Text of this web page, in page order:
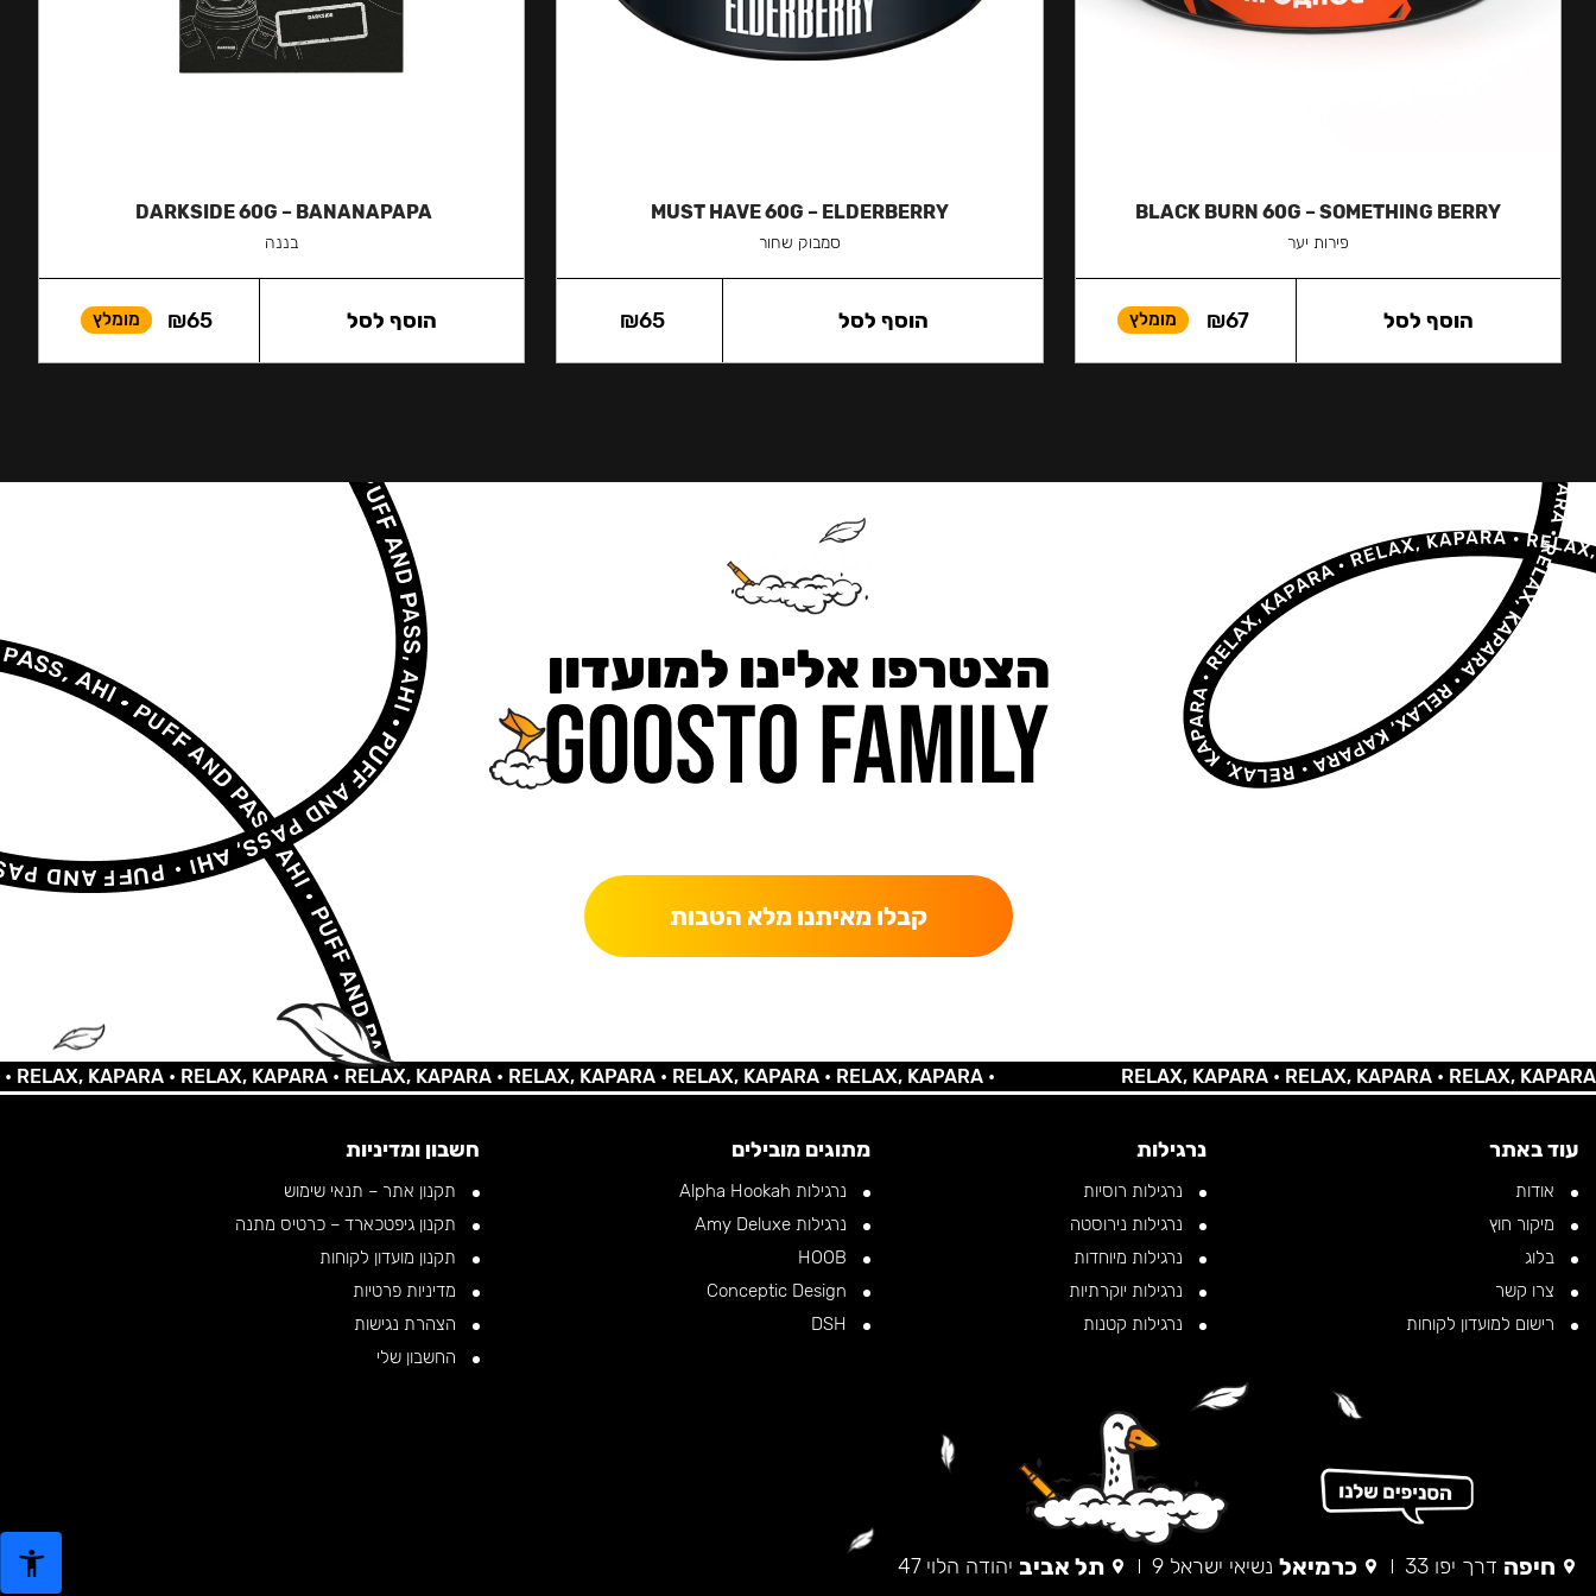
BLACK BURN 60G – SOMETHING BERRY
פירות יער
₪67 מומלץ הוסף לסל
MUST HAVE 60G – ELDERBERRY
סמבוק שחור
₪65 הוסף לסל
DARKSIDE 60G – BANANAPAPA
בננה
₪65 מומלץ הוסף לסל
הצטרפו אלינו למועדון
קבלו מאיתנו מלא הטבות
KAPARA •RELAX, KAPARA •RELAX, KAPARA •RELAX, KAPARA •RELAX, KAPARA •RELAX, KAPARA • RELAX, KAPARA •RELAX, KAPARA •RELAX, KAPARA •
עוד באתר
אודות
מיקור חוץ
בלוג
צרו קשר
רישום למועדון לקוחות
נרגילות
נרגילות רוסיות
נרגילות נירוסטה
נרגילות מיוחדות
נרגילות יוקרתיות
נרגילות קטנות
מתוגים מובילים
נרגילות Alpha Hookah
נרגילות Amy Deluxe
חשבון ומדיניות
תקנון אתר – תנאי שימוש
תקנון גיפטכארד – כרטיס מתנה
תקנון מועדון לקוחות
מדיניות פרטיות
הצהרת נגישות
החשבון שלי
חיפה דרך יפו 33 כרמיאל נשיאי ישראל 9 תל אביב יהודה הלוי 47